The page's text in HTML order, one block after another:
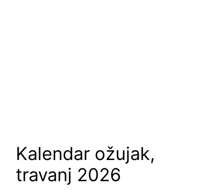
Kalendar ožujak,
travanj 2026